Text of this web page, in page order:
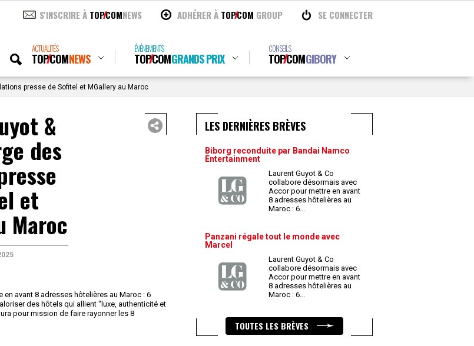
S'INSCRIRE À TOPCOMNEWS ADHÉRER À TOPCOM GROUP SE CONNECTER
ACTUALITÉS
TOPCOMNEWS
ÉVÉNEMENTS
TOPCOMGRANDS PRIX
CONSEILS
TOPCOMGIBORY
presse de Sofitel et MGallery au Maroc
&
des
et
Maroc
avant 8 adresses hôtelières au Maroc : 6
des hôtels qui allient "luxe, authenticité et
pour mission de faire rayonner les 8
LES DERNIÈRES BRÈVES
Biborg reconduite par Bandai Namco
Entertainment
Laurent Guyot & Co
collabore désormais avec
Accor pour mettre en avant
8 adresses hôtelières au
Maroc : 6...
Panzani régale tout le monde avec
Marcel
Laurent Guyot & Co
collabore désormais avec
Accor pour mettre en avant
8 adresses hôtelières au
Maroc : 6...
TOUTES LES BRÈVES